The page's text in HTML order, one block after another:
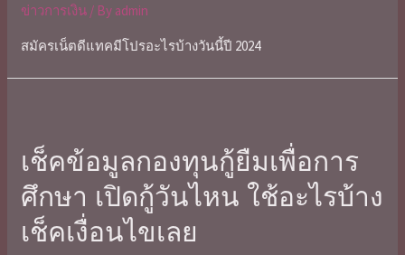
ข่าวการเงิน / By admin
สมัครเน็ตดีแทคมีโปรอะไรบ้างวันนี้ปี 2024
เช็คข้อมูลกองทุนกู้ยืมเพื่อการ
ศึกษา เปิดกู้วันไหน ใช้อะไรบ้าง
เช็คเงื่อนไขเลย